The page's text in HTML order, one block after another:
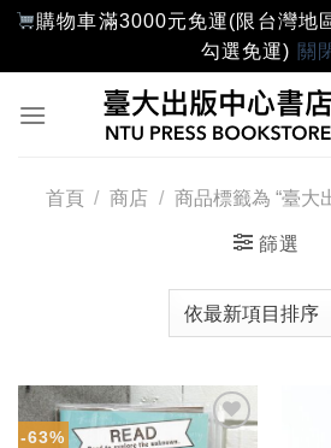
購物車滿3000元免運(限台灣地
勾選免運) 關
首頁 / 商店 / 商品標籤為 “臺大
篩選
-63%